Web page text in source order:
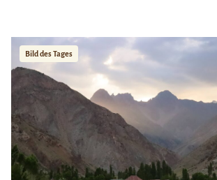
Bild des Tages